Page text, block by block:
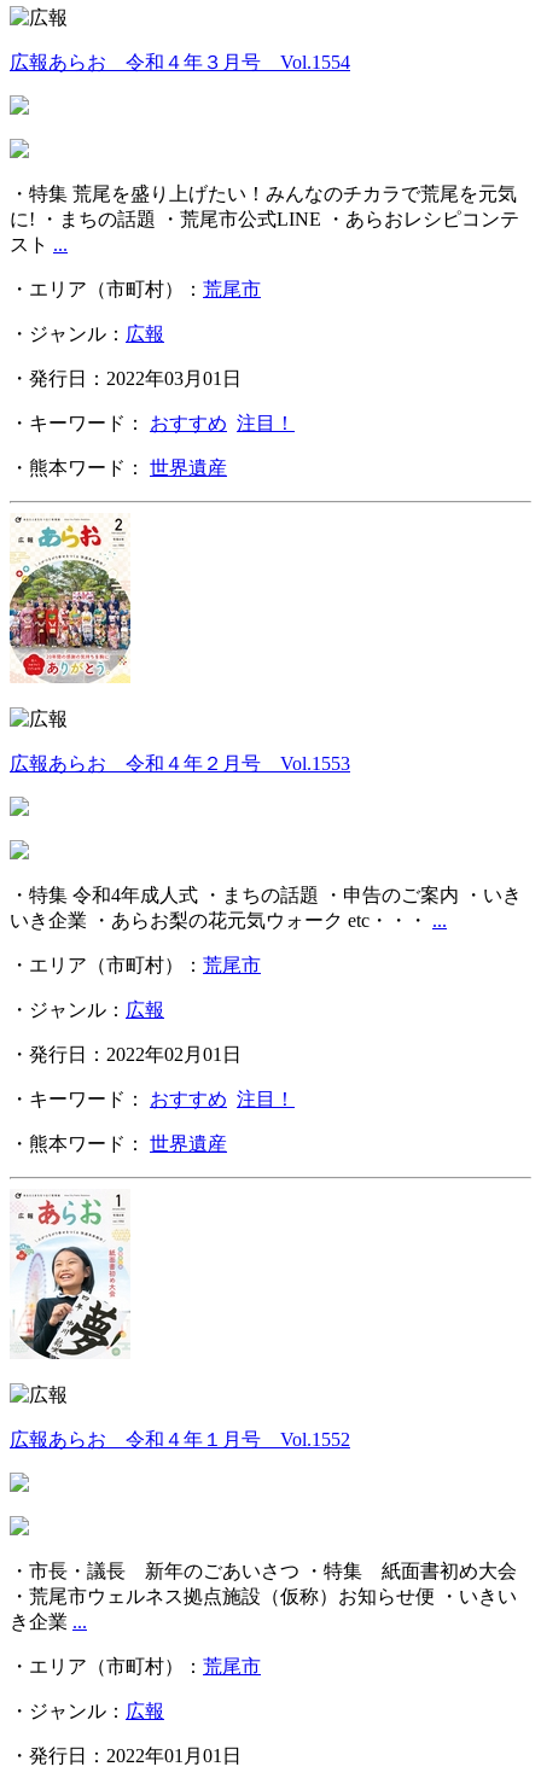
広報あらお 令和４年３月号 Vol.1554
・特集 荒尾を盛り上げたい！みんなのチカラで荒尾を元気
に! ・まちの話題 ・荒尾市公式LINE ・あらおレシピコンテ
スト ...
・エリア（市町村）： 荒尾市
・ジャンル： 広報
・発行日：2022年03月01日
・キーワード： おすすめ 注目！
・熊本ワード： 世界遺産
広報あらお 令和４年２月号 Vol.1553
・特集 令和4年成人式 ・まちの話題 ・申告のご案内 ・いき
いき企業 ・あらお梨の花元気ウォーク etc・・・ ...
・エリア（市町村）： 荒尾市
・ジャンル： 広報
・発行日：2022年02月01日
・キーワード： おすすめ 注目！
・熊本ワード： 世界遺産
広報あらお 令和４年１月号 Vol.1552
・市長・議長 新年のごあいさつ ・特集 紙面書初め大会
・荒尾市ウェルネス拠点施設（仮称）お知らせ便 ・いきい
き企業 ...
・エリア（市町村）： 荒尾市
・ジャンル： 広報
・発行日：2022年01月01日